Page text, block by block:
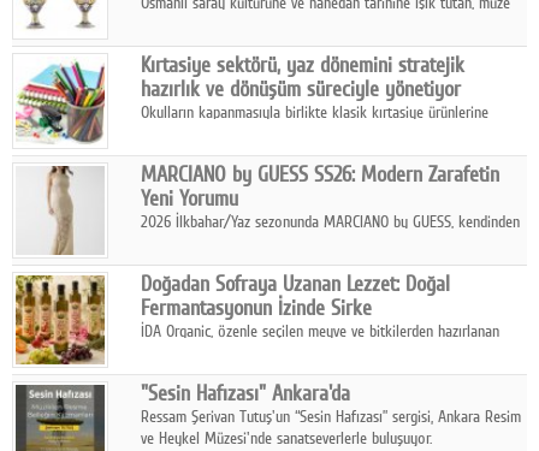
Ağustos'ta Arthill Müzecilik'in düzenleyeceği özel müzayedede
koleksiyonerlerle buluşuyor
Kırtasiye sektörü, yaz dönemini stratejik
hazırlık ve dönüşüm süreciyle yönetiyor
Okulların kapanmasıyla birlikte klasik kırtasiye ürünlerine
sanat ve eğitici aktivite ürünleriyle dinamik bir biçimde
geçiriyor.
MARCIANO by GUESS SS26: Modern Zarafetin
Yeni Yorumu
2026 İlkbahar/Yaz sezonunda MARCIANO by GUESS, kendinden
Doğadan Sofraya Uzanan Lezzet: Doğal
Fermantasyonun İzinde Sirke
İDA Organic, özenle seçilen meyve ve bitkilerden hazırlanan
sofralarına taşıyor.
"Sesin Hafızası" Ankara'da
Ressam Şerivan Tutuş'un “Sesin Hafızası” sergisi, Ankara Resim
ve Heykel Müzesi'nde sanatseverlerle buluşuyor.